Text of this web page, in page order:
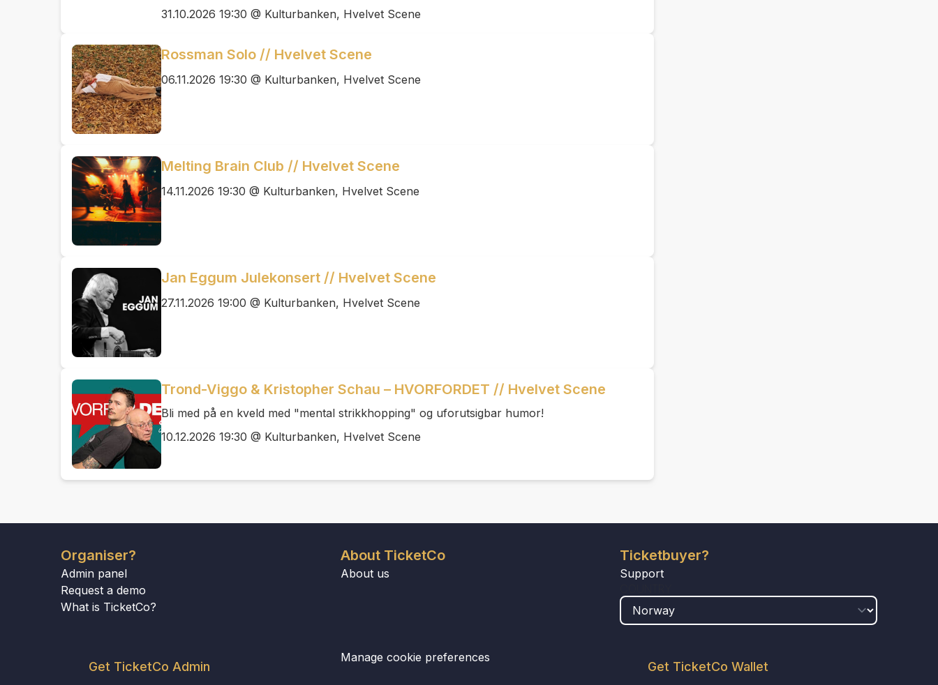
31.10.2026 19:30 @ Kulturbanken, Hvelvet Scene
Rossman Solo // Hvelvet Scene
06.11.2026 19:30 @ Kulturbanken, Hvelvet Scene
Melting Brain Club // Hvelvet Scene
14.11.2026 19:30 @ Kulturbanken, Hvelvet Scene
Jan Eggum Julekonsert // Hvelvet Scene
27.11.2026 19:00 @ Kulturbanken, Hvelvet Scene
Trond-Viggo & Kristopher Schau – HVORFORDET // Hvelvet Scene
Bli med på en kveld med "mental strikkhopping" og uforutsigbar humor!
10.12.2026 19:30 @ Kulturbanken, Hvelvet Scene
Organiser?
Admin panel
Request a demo
What is TicketCo?
Get TicketCo Admin
About TicketCo
About us
Manage cookie preferences
Ticketbuyer?
Support
Get TicketCo Wallet